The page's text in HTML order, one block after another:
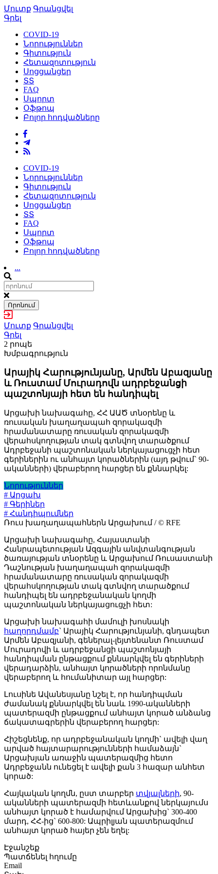
Մուտք Գրանցվել
Գրել
COVID-19
Նորություններ
Գիտություն
Հետազոտություն
Սոցցանցեր
ՏՏ
FAQ
Սպորտ
Օֆթոպ
Բոլոր հոդվածները
COVID-19
Նորություններ
Գիտություն
Հետազոտություն
Սոցցանցեր
ՏՏ
FAQ
Սպորտ
Օֆթոպ
Բոլոր հոդվածները
...
Որոնում
Մուտք Գրանցվել
Գրել
2 րոպե
Խմբագրություն
Արայիկ Հարությունյանը, Արմեն Աբազյանը
և Ռուստամ Մուրադովն ադրբեջանցի
պաշտոնյայի հետ են հանդիպել
Արցախի նախագահը, ՀՀ ԱԱԾ տնօրենը և
ռուսական խաղաղապահ զորակազմի
հրամանատարը ռուսական զորակազմի
վերահսկողության տակ գտնվող տարածքում
Ադրբեջանի պաշտոնական ներկայացուցչի հետ
գերիներին ու անհայտ կորածներին (այդ թվում` 90-
ականների) վերաբերող հարցեր են քննարկել:
Նորություններ
# Արցախ
# Գերիներ
# Հանդիպումներ
Ռուս խաղաղապահներն Արցախում / © RFE
Արցախի նախագահը, Հայաստանի
Հանրապետության Ազգային անվտանգության
ծառայության տնօրենը և Արցախում Ռուսաստանի
Դաշնության խաղաղապահ զորակազմի
հրամանատարը ռուսական զորակազմի
վերահսկողության տակ գտնվող տարածքում
հանդիպել են ադրբեջանական կողմի
պաշտոնական ներկայացուցչի հետ:
Արցախի նախագահի մամուլի խոսնակի
հաղորդմամբ` Արայիկ Հարությունյանի, գնդապետ
Արմեն Աբազյանի, գեներալ-լեյտենանտ Ռուստամ
Մուրադովի և ադրբեջանցի պաշտոնյայի
հանդիպման ընթացքում քննարկվել են գերիների
վերադարձին, անհայտ կորածների որոնմանը
վերաբերող և հումանիտար այլ հարցեր:
Լուսինե Ավանեսյանը նշել է, որ հանդիպման
ժամանակ քննարկվել են նաև 1990-ականների
պատերազմի ընթացքում անհայտ կորած անձանց
ճակատագրերին վերաբերող հարցեր:
Հիշեցնենք, որ ադրբեջանական կողմի` ավելի վաղ
արված հայտարարությունների համաձայն`
Արցախյան առաջին պատերազմից հետո
Ադրբեջանն ունեցել է ավելի քան 3 հազար անհետ
կորած:
Հայկական կողմն, ըստ տարբեր տվյալների, 90-
ականների պատերազմի հետևանքով ներկայումս
անհայտ կորած է համարվում Արցախից` 300-400
մարդ, ՀՀ-ից` 600-800: Ապրիլյան պատերազմում
անհայտ կորած հայեր չեն եղել:
Էջանշեք
Պատճենել հղումը
Email